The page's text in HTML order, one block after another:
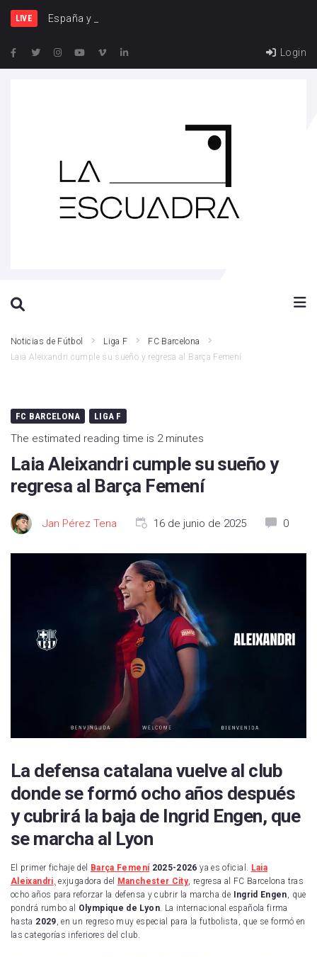
LIVE España y Francia, una ri
Login
Noticias de Fútbol Liga F
FC Barcelona
Laia Aleixandri cumple su sueño y regresa al Barça Femení
FC BARCELONA LIGA F
The estimated reading time is 2 minutes
Laia Aleixandri cumple su sueño y
regresa al Barça Femení
Jan Pérez Tena 16 de junio de 2025 0
La defensa catalana vuelve al club
donde se formó ocho años después
y cubrirá la baja de Ingrid Engen, que
se marcha al Lyon
El primer fichaje del Barça Femení2025-2026 ya es oficial. Laia
Aleixandri exjugadora del Manchester City, regresa al FC Barcelona tras
ocho años para reforzar la defensa y cubrir la marcha de Ingrid Engen , que
pondrá rumbo al Olympique de Lyon. La internacional española firma
hasta 2029 , en un regreso muy especial para la futbolista, que se formó en
las categorías inferiores del club.